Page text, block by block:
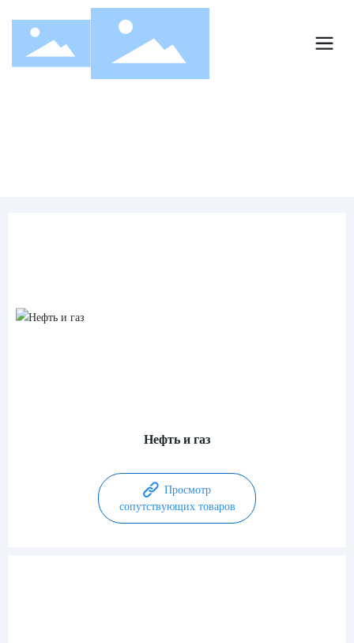
Нефть и газ
Просмотр
сопутствующих товаров